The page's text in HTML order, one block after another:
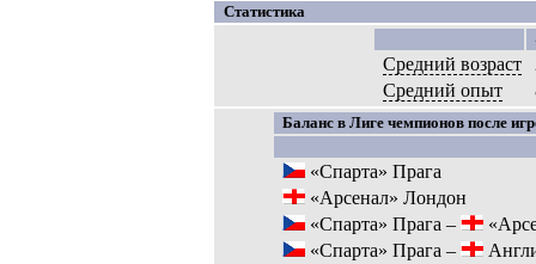
Статистика
Средний возраст
Средний опыт
Баланс в Лиге чемпионов после
«Спарта» Прага
«Арсенал» Лондон
«Спарта» Прага –
«Спарта» Прага –